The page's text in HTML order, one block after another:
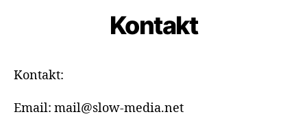
Kontakt
Kontakt:
Email: mail@slow-media.net